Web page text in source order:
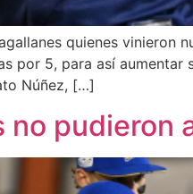
quienes vinieron
por 5, para así aumentar
Núñez, […]
no pudieron